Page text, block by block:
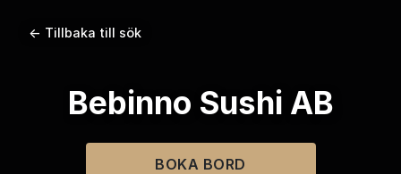
← Tillbaka till sök
Bebinno Sushi AB
BOKA BORD